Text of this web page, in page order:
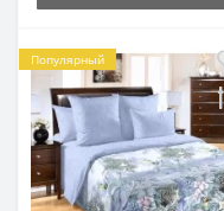
Популярный